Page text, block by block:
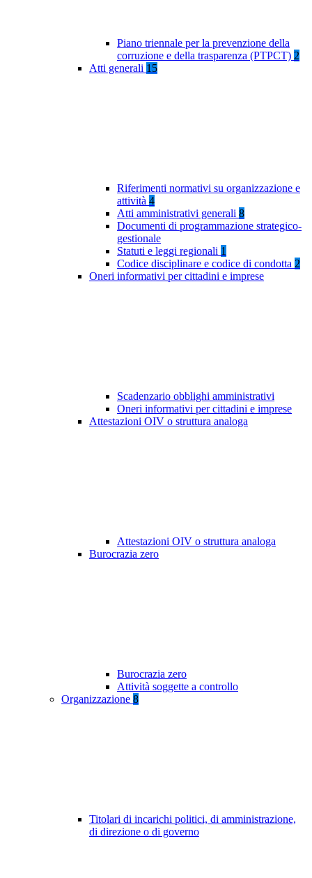
Piano triennale per la prevenzione della
corruzione e della trasparenza (PTPCT) 2
Atti generali 15
Riferimenti normativi su organizzazione e
attività 4
Atti amministrativi generali 8
Documenti di programmazione strategico-
gestionale
Statuti e leggi regionali 1
Codice disciplinare e codice di condotta 2
Oneri informativi per cittadini e imprese
Scadenzario obblighi amministrativi
Oneri informativi per cittadini e imprese
Attestazioni OIV o struttura analoga
Attestazioni OIV o struttura analoga
Burocrazia zero
Burocrazia zero
Attività soggette a controllo
Organizzazione 8
Titolari di incarichi politici, di amministrazione,
di direzione o di governo